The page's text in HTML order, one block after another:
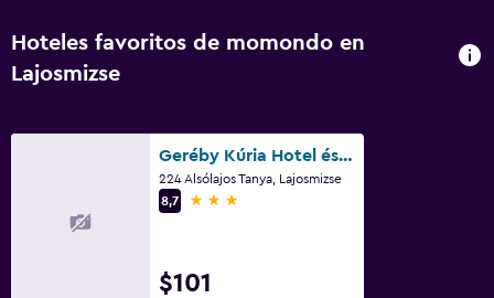
Hoteles favoritos de momondo en
Lajosmizse
Geréby Kúria Hotel és Lovasudvar
224 Alsólajos Tanya, Lajosmizse
8,7
3 estrellas
$101